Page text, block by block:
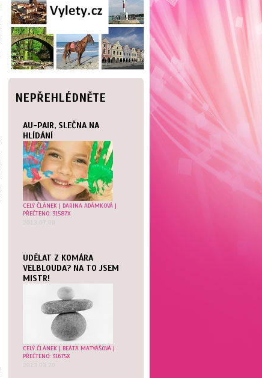
NEPŘEHLÉDNĚTE
AU-PAIR, SLEČNA NA
HLÍDÁNÍ
CELÝ ČLÁNEK | DARINA ADÁMKOVÁ |
PŘEČTENO: 31587X
2013.07.09
UDĚLAT Z KOMÁRA
VELBLOUDA? NA TO JSEM
MISTR!
CELÝ ČLÁNEK | BEÁTA MATYÁŠOVÁ |
PŘEČTENO: 31675X
2013.03.20